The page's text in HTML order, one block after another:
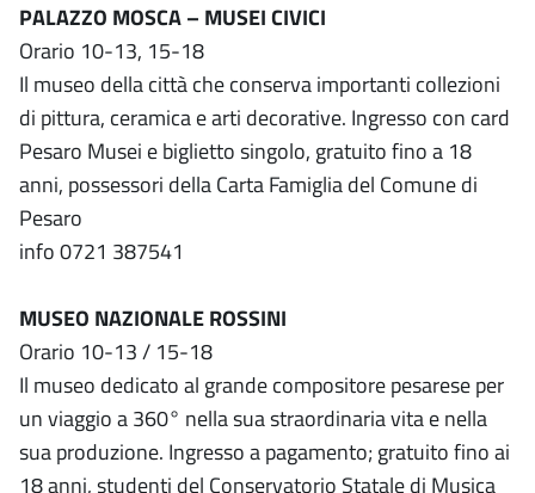
PALAZZO MOSCA – MUSEI CIVICI
Orario 10-13, 15-18
Il museo della città che conserva importanti collezioni
di pittura, ceramica e arti decorative. Ingresso con card
Pesaro Musei e biglietto singolo, gratuito fino a 18
anni, possessori della Carta Famiglia del Comune di
Pesaro
info 0721 387541
MUSEO NAZIONALE ROSSINI
Orario 10-13 / 15-18
Il museo dedicato al grande compositore pesarese per
un viaggio a 360° nella sua straordinaria vita e nella
sua produzione. Ingresso a pagamento; gratuito fino ai
18 anni, studenti del Conservatorio Statale di Musica